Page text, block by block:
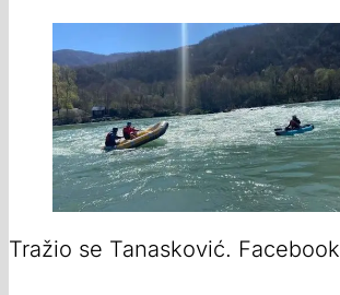
Tražio se Tanasković. Facebook